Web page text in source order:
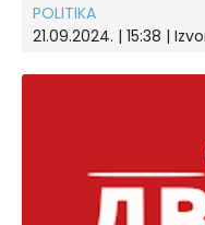
POLITIKA
21.09.2024. | 15:38 |